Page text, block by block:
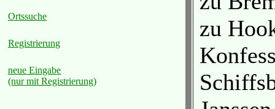
Ortssuche
Registrierung
neue Eingabe
(nur mit Registrierung)
zu